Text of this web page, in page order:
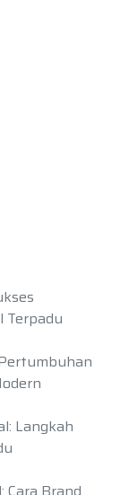
Terpadu
Langkah